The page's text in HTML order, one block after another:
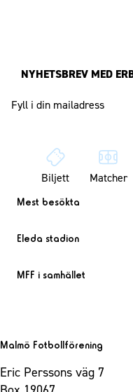
NYHETSBREV MED
Biljett Matcher
Mest besökta
Eleda stadion
MFF i samhället
Malmö Fotbollförening
Eric Perssons väg 7